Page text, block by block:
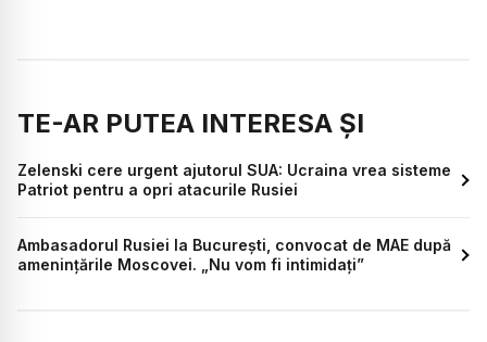
TE-AR PUTEA INTERESA ȘI
Zelenski cere urgent ajutorul SUA: Ucraina vrea sisteme
Patriot pentru a opri atacurile Rusiei
Ambasadorul Rusiei la București, convocat de MAE după
amenințările Moscovei. „Nu vom fi intimidați”